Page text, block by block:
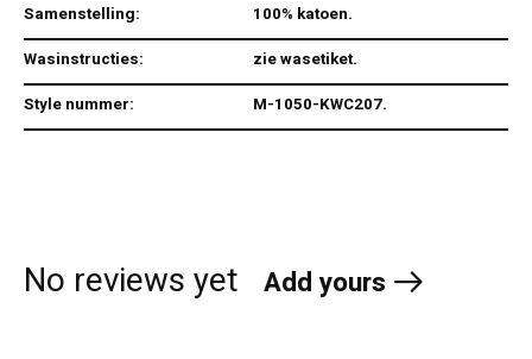
Samenstelling:
100% katoen.
Wasinstructies:
zie wasetiket.
Style nummer:
M-1050-KWC207.
No reviews yet Add yours